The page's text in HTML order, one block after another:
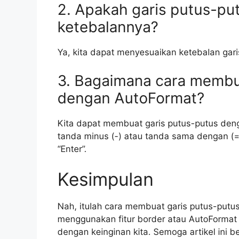
2. Apakah garis putus-
ketebalannya?
Ya, kita dapat menyesuaikan ketebalan
3. Bagaimana cara
dengan AutoFormat?
Kita dapat membuat garis putus-putus
tanda minus (-) atau tanda sama dengan
“Enter”.
Kesimpulan
Nah, itulah cara membuat garis putus-
menggunakan fitur border atau
dengan keinginan kita. Semoga artikel ini